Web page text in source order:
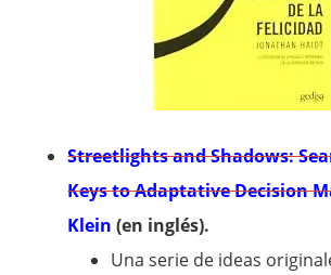
Streetlights and Shadows:
Keys to Adaptative Decision
Klein (en inglés).
Una serie de ideas